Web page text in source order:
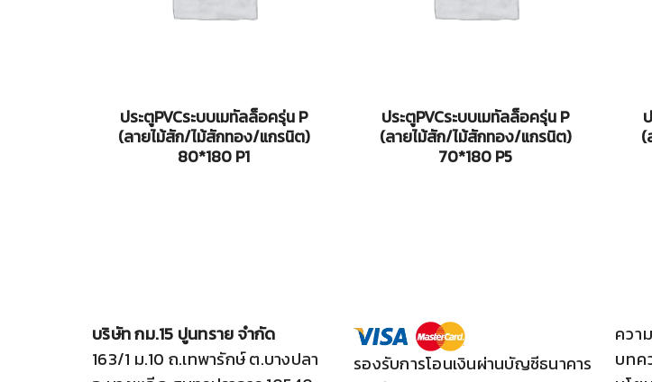
ประตูPVCระบบเมทัลล็อครุ่น P
(ลายไม้สัก/ไม้สักทอง/แกรนิต)
80*180 P1
ประตูPVCระบบเมทัลล็อครุ่น P
(ลายไม้สัก/ไม้สักทอง/แกรนิต)
70*180 P5
(
บริษัท กม.15 ปูนทราย จำกัด
163/1 ม.10 ถ.เทพารักษ์ ต.บางปลา
รองรับการโอนเงินผ่านบัญชีธนาคาร
ควา
บทค